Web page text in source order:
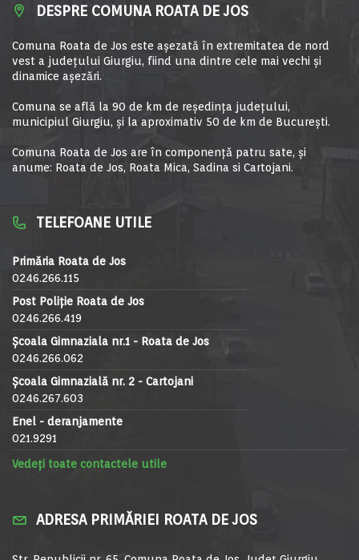
DESPRE COMUNA ROATA DE JOS
Comuna Roata de Jos este aşezată în extremitatea de nord
vest a judeţului Giurgiu, fiind una dintre cele mai vechi şi
dinamice aşezări.
Comuna se află la 90 de km de reşedinţa judeţului,
municipiul Giurgiu, şi la aproximativ 50 de km de Bucureşti.
Comuna Roata de Jos are în componență patru sate, și
anume: Roata de Jos, Roata Mica, Sadina si Cartojani.
TELEFOANE UTILE
Primăria Roata de Jos
0246.266.115
Post Poliție Roata de Jos
0246.266.419
Școala Gimnaziala nr.1 - Roata de Jos
0246.266.062
Școala Gimnazială nr. 2 - Cartojani
0246.267.603
Enel - deranjamente
021.9291
Vedeți toate contactele utile
ADRESA PRIMĂRIEI ROATA DE JOS